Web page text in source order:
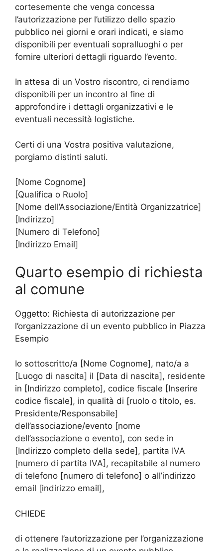
cortesemente che venga concessa
l’autorizzazione per l’utilizzo dello spazio
pubblico nei giorni e orari indicati, e siamo
disponibili per eventuali sopralluoghi o per
fornire ulteriori dettagli riguardo l’evento.
In attesa di un Vostro riscontro, ci rendiamo
disponibili per un incontro al fine di
approfondire i dettagli organizzativi e le
eventuali necessità logistiche.
Certi di una Vostra positiva valutazione,
porgiamo distinti saluti.
[Nome Cognome]
[Qualifica o Ruolo]
[Nome dell’Associazione/Entità Organizzatrice]
[Indirizzo]
[Numero di Telefono]
[Indirizzo Email]
Quarto esempio di richiesta
al comune
Oggetto: Richiesta di autorizzazione per
l’organizzazione di un evento pubblico in Piazza
Esempio
Io sottoscritto/a [Nome Cognome], nato/a a
[Luogo di nascita] il [Data di nascita], residente
in [Indirizzo completo], codice fiscale [Inserire
codice fiscale], in qualità di [ruolo o titolo, es.
Presidente/Responsabile]
dell’associazione/evento [nome
dell’associazione o evento], con sede in
[Indirizzo completo della sede], partita IVA
[numero di partita IVA], recapitabile al numero
di telefono [numero di telefono] o all’indirizzo
email [indirizzo email],
CHIEDE
di ottenere l’autorizzazione per l’organizzazione